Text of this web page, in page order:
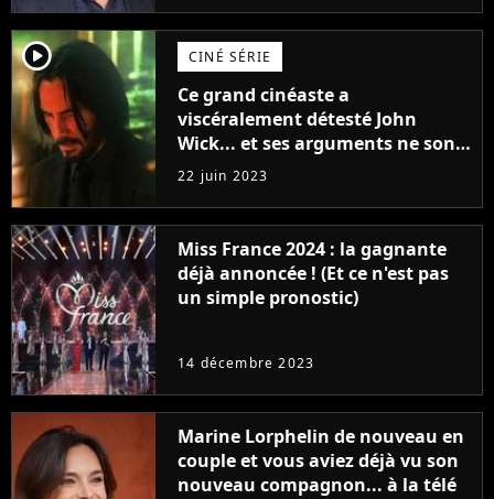
player2 CINÉ SÉRIE
Ce grand cinéaste a
viscéralement détesté John
Wick... et ses arguments ne sont
pas si bêtes
22 juin 2023
Miss France 2024 : la gagnante
déjà annoncée ! (Et ce n'est pas
un simple pronostic)
14 décembre 2023
Marine Lorphelin de nouveau en
couple et vous aviez déjà vu son
nouveau compagnon... à la télé